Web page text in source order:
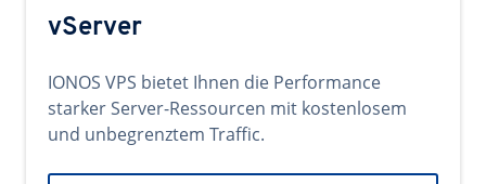
vServer
IONOS VPS bietet Ihnen die Performance
starker Server-Ressourcen mit kostenlosem
und unbegrenztem Traffic.